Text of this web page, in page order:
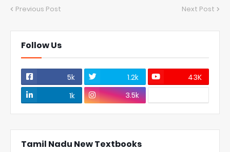
Previous Post Next Post
Follow Us
5k 1.2k
43K
1k
3.5k
Tamil Nadu New Textbooks